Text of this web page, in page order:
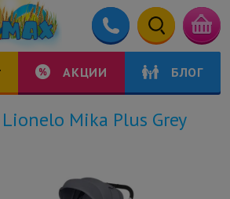
АКЦИИ БЛОГ
Mika Plus Grey